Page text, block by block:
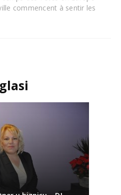
commencent à sentir les